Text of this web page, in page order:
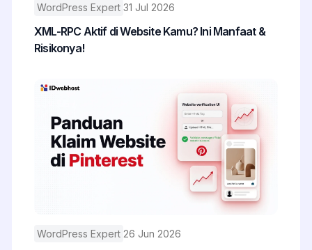
WordPress Expert 31 Jul 2026
XML-RPC Aktif di Website Kamu? Ini Manfaat &
Risikonya!
WordPress Expert 26 Jun 2026